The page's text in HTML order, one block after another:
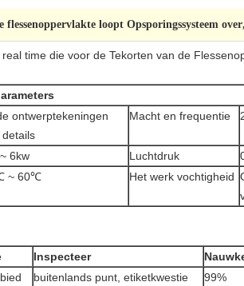
flessenoppervlakte loopt Opsporingssysteem over,
time die voor de Tekorten van de
ontwerptekeningen
Macht en frequentie
6kw Luchtdruk
~ 60℃ Het werk vochtigheid
Inspecteer
buitenlands punt, etiketkwestie
99%